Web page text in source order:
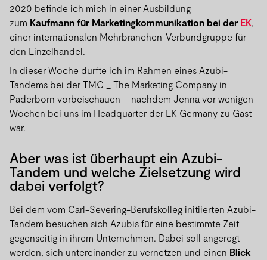
2020 befinde ich mich in einer Ausbildung
zum Kaufmann für Marketingkommunikation bei der EK,
einer internationalen Mehrbranchen-Verbundgruppe für
den Einzelhandel.
In dieser Woche durfte ich im Rahmen eines Azubi-
Tandems bei der TMC _ The Marketing Company in
Paderborn vorbeischauen – nachdem Jenna vor wenigen
Wochen bei uns im Headquarter der EK Germany zu Gast
war.
Aber was ist überhaupt ein Azubi-
Tandem und welche Zielsetzung wird
dabei verfolgt?
Bei dem vom Carl-Severing-Berufskolleg initiierten Azubi-
Tandem besuchen sich Azubis für eine bestimmte Zeit
gegenseitig in ihrem Unternehmen. Dabei soll angeregt
werden, sich untereinander zu vernetzen und einen Blick